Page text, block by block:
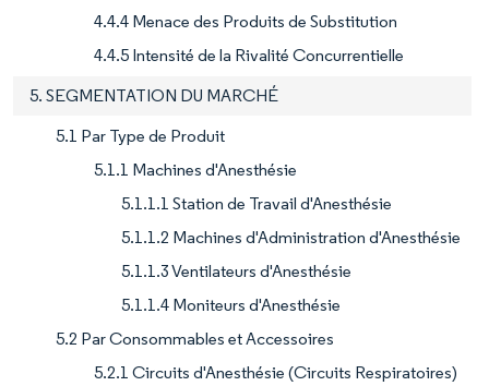
4.4.4 Menace des Produits de Substitution
4.4.5 Intensité de la Rivalité Concurrentielle
5. SEGMENTATION DU MARCHÉ
5.1 Par Type de Produit
5.1.1 Machines d'Anesthésie
5.1.1.1 Station de Travail d'Anesthésie
5.1.1.2 Machines d'Administration d'Anesthésie
5.1.1.3 Ventilateurs d'Anesthésie
5.1.1.4 Moniteurs d'Anesthésie
5.2 Par Consommables et Accessoires
5.2.1 Circuits d'Anesthésie (Circuits Respiratoires)